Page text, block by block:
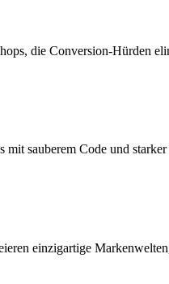
die Conversion-Hürden
mit sauberem Code und
einzigartige